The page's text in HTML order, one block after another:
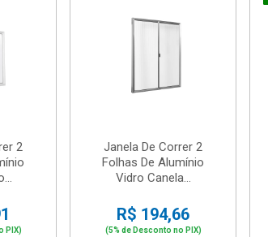
2
PIX)
Janela De Correr 2
Folhas De Alumínio
Vidro Canela...
R$ 194,66
(5% de Desconto no PIX)